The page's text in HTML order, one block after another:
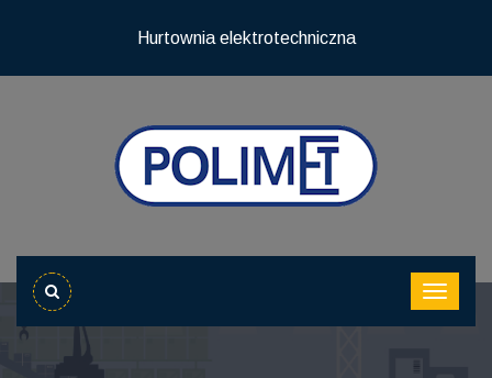
Hurtownia elektrotechniczna